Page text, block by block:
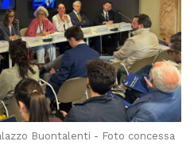
Buontalenti - Foto concessa